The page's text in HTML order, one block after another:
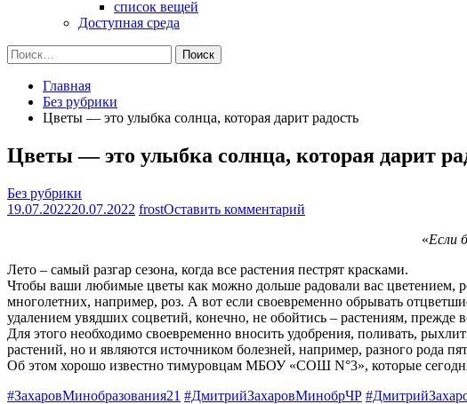
список вещей
Доступная среда
Найти:
Главная
Без рубрики
Цветы — это улыбка солнца, которая дарит радость
Цветы — это улыбка солнца, которая дарит
Без рубрики
19.07.202220.07.2022 frostОставить комментарий
улыбка
солнца,
которая
дарит
радость
«Если
Лето – самый разгар сезона, когда все растения пестрят красками.
Чтобы ваши любимые цветы как можно дольше радовали вас цветением,
многолетних, например, роз. А вот если своевременно обрывать
удалением увядших соцветий, конечно, не обойтись – растениям, прежде
Для этого необходимо своевременно вносить удобрения, поливать,
растений, но и являются источником болезней, например, разного рода
Об этом хорошо известно тимуровцам МБОУ «СОШ N°3», которые
#ЗахаровМинобразования21 #ДмитрийЗахаровМинобрЧР